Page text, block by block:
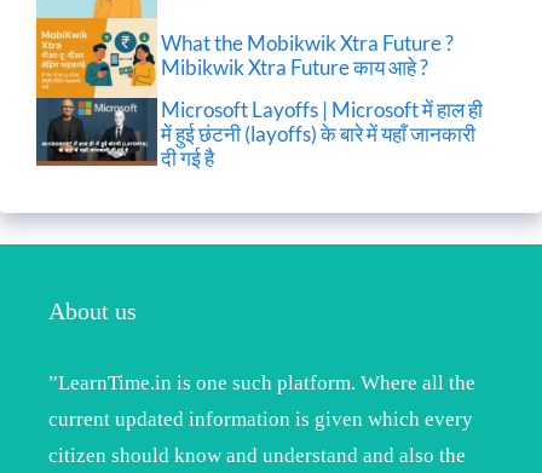
What the Mobikwik Xtra Future ?
Mibikwik Xtra Future काय आहे ?
Microsoft Layoffs | Microsoft में हाल ही
में हुई छंटनी (layoffs) के बारे में यहाँ जानकारी
दी गई है
About us
”LearnTime.in is one such platform. Where all the
current updated information is given which every
citizen should know and understand and also the